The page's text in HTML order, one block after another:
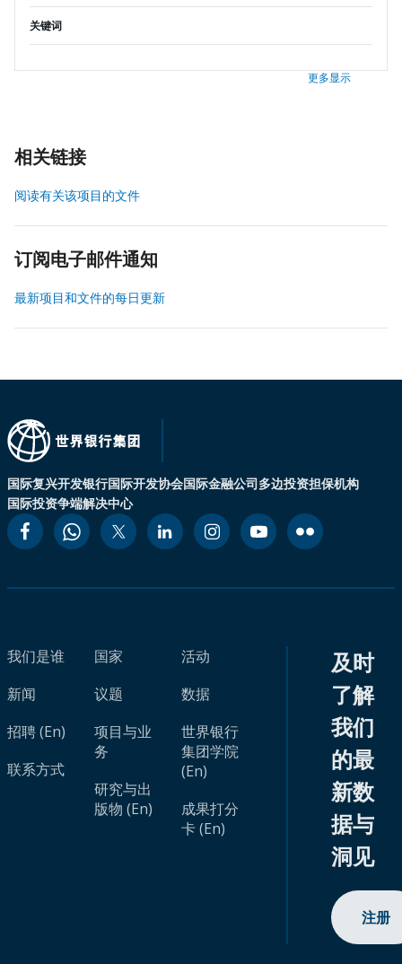
关键词
更多显示
相关链接
阅读有关该项目的文件
订阅电子邮件通知
最新项目和文件的每日更新
国际复兴开发银行国际开发协会国际金融公司多边投资担保机构
国际投资争端解决中心
我们是谁
新闻
招聘 (En)
联系方式
国家
议题
项目与业
务
研究与出
版物 (En)
活动
数据
世界银行
集团学院
(En)
成果打分
卡 (En)
及时
了解
我们
的最
新数
据与
洞见
注册